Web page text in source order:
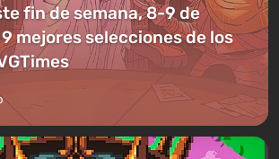
fin de semana, 8-9 de
mejores selecciones de los